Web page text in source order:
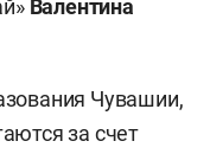
Валентина
Чувашии,
за счет